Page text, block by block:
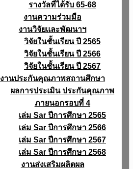
รางวัลที่ได้รับ 65-68
งานความร่วมมือ
งานวิจัยเเละพัฒนาฯ
วิจัยในชั้นเรียน ปี 2565
วิจัยในชั้นเรียน ปี 2566
วิจัยในชั้นเรียน ปี 2567
งานประกันคุณภาพสถานศึกษา
ผลการประเมิน ประกันคุณภาพ
ภายนอกรอบที่ 4
เล่ม Sar ปีการศึกษา 2565
เล่ม Sar ปีการศึกษา 2566
เล่ม Sar ปีการศึกษา 2567
เล่ม Sar ปีการศึกษา 2568
งานส่งเสริมผลิตผล